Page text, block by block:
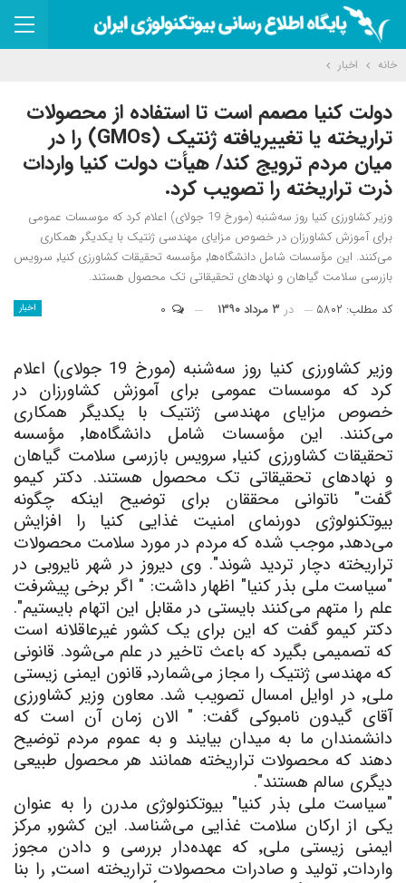
خانه اخبار
دولت کنیا مصمم است تا استفاده از محصولات
تراریخته یا تغییریافته ژنتیک (GMOs) را در
میان مردم ترویج کند/ هیأت دولت کنیا واردات
ذرت تراریخته را تصویب کرد.
وزیر کشاورزی کنیا روز سه‌شنبه (مورخ 19 جولای) اعلام کرد که موسسات عمومی
برای آموزش کشاورزان در خصوص مزایای مهندسی ژنتیک با یکدیگر همکاری
می‌کنند. این مؤسسات شامل دانشگاه‌ها٬ مؤسسه تحقیقات کشاورزی کنیا٬ سرویس
بازرسی سلامت گیاهان و نهادهای تحقیقاتی تک محصول هستند.
اخبار کد مطلب: ۵۸۰۲ در ۳ مرداد ۱۳۹۰
وزیر کشاورزی کنیا روز سه‌شنبه (مورخ 19 جولای) اعلام
کرد که موسسات عمومی برای آموزش کشاورزان در
خصوص مزایای مهندسی ژنتیک با یکدیگر همکاری
می‌کنند. این مؤسسات شامل دانشگاه‌ها٬ مؤسسه
تحقیقات کشاورزی کنیا٬ سرویس بازرسی سلامت گیاهان
و نهادهای تحقیقاتی تک محصول هستند. دکتر کیمو
گفت" ناتوانی محققان برای توضیح اینکه چگونه
بیوتکنولوژی دورنمای امنیت غذایی کنیا را افزایش
می‌دهد٬ موجب شده که مردم در مورد سلامت محصولات
تراریخته دچار تردید شوند". وی دیروز در شهر نایروبی در
"سیاست ملی بذر کنیا" اظهار داشت: " اگر برخی پیشرفت
علم را متهم می‌کنند بایستی در مقابل این اتهام بایستیم".
دکتر کیمو گفت که این برای یک کشور غیرعاقلانه است
که تصمیمی بگیرد که باعث تاخیر در علم می‌شود. قانونی
که مهندسی ژنتیک را مجاز می
شمارد٬ قانون ایمنی زیستی
ملی٬ در اوایل امسال تصویب شد. معاون وزیر کشاورزی
آقای گیدون نامبوکی گفت: " الان زمان آن است که
دانشمندان ما به میدان بیایند و به عموم مردم توضیح
دهند که محصولات تراریخته همانند هر محصول طبیعی
دیگری سالم هستند".
"سیاست ملی بذر کنیا" بیوتکنولوژی مدرن را به عنوان
یکی از ارکان سلامت غذایی می‌شناسد. این کشور٬ مرکز
ایمنی زیستی ملی٬ که عهده‌دار بررسی و دادن مجوز
واردات٬ تولید و صادرات محصولات تراریخته است٬ را بنا